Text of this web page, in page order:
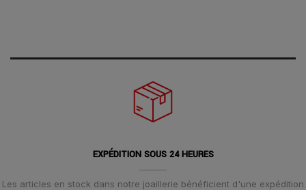
EXPÉDITION SOUS 24 HEURES
Les articles en stock dans notre joaillerie bénéficient d'une expédition